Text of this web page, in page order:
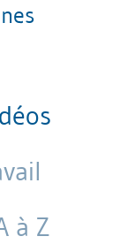
à Z